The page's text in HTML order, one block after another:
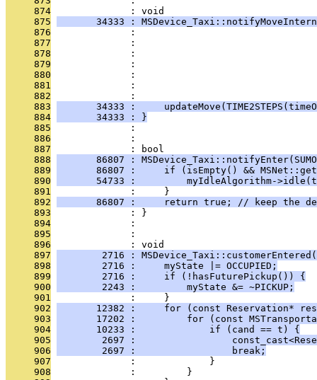
     874
              : void
     875
34333 :
     876
:
     877
:
     878
:
     879
:
     880
:
     881
:
     882
:
     883
34333 :
     884
       34333 : }
     885
              :
     886
              :
     887
              : bool
     888
86807 :
     889
86807 :     if (isEmpty() &&
     890
54733 :         myIdleAlgorithm-
     891
              :     }
     892
86807 :     return true; // keep the
     893
              : }
     894
              :
     895
              :
     896
              : void
     897
2716 :
     898
        2716 :     myState |= OCCUPIED;
     899
        2716 :     if (!hasFuturePickup()) {
     900
        2243 :         myState &= ~PICKUP;
     901
              :     }
     902
12382 :     for (const Reservation*
     903
17202 :         for (const
     904
       10233 :             if (cand == t) {
     905
2697 :
     906
        2697 :                 break;
     907
              :             }
     908
              :         }